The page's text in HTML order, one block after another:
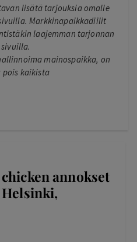
lisätä tarjouksia omalle
Markkinapaikkadiilit
laajemman tarjonnan
mainospaikka, on
kaikista
annokset
Helsinki,